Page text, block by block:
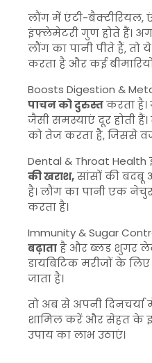
लौंग में एंटी-
इंफ्लेमेटरी गुण होते हैं।
लौंग का पानी पीते हैं, तो
करता है और कई
Boosts Digestion &
पाचन को दुरुस्तकरता
जैसी समस्याएं दूर होती
को तेज करता है, जिससे
Dental & Throat
की खराश,सांसों की बदबू
है। लौंग का पानी एक
करता है।
Immunity & Sugar
बढ़ाताहै और ब्लड शुगर
डायबिटिक मरीजों के
जाता है।
तो अब से अपनी
शामिल करें और सेहत के
उपाय का लाभ उठाएं।